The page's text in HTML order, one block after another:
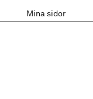
Mina sidor